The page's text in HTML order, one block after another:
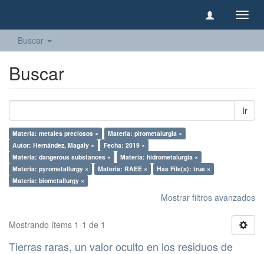
Buscar
Buscar
Ir
Materia: metales preciosos ×
Materia: pirometalurgia ×
Autor: Hernández, Magaly ×
Fecha: 2019 ×
Materia: dangerous substances ×
Materia: hidrometalurgia ×
Materia: pyrometallurgy ×
Materia: RAEE ×
Has File(s): true ×
Materia: biometallurgy ×
Mostrar filtros avanzados
Mostrando ítems 1-1 de 1
Tierras raras, un valor oculto en los residuos de